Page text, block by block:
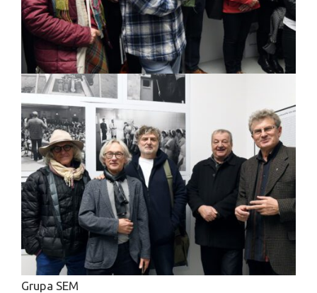
Grupa SEM